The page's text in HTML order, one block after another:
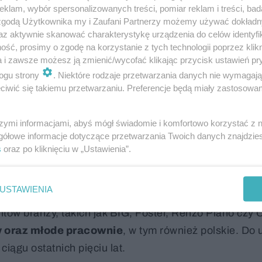
konkursu Fundacji im.
międzynarodową renomę wydarzenia i jego rosnącą
branży, takich jak BIG, Foster, Renzo Piano czy
młode pracownie, w tym również polskie. Do
ostatnich pięciu lat.
wybór spersonalizowanych treści, pomiar reklam i treści,
Użytkownika my i Zaufani Partnerzy możemy używać
aktywnie skanować charakterystykę urządzenia do celów
prosimy o zgodę na korzystanie z tych technologii poprzez
i zawsze możesz ją zmienić/wycofać klikając przycisk ustawień
strony
. Niektóre rodzaje przetwarzania danych nie
się takiemu przetwarzaniu. Preferencje będą miały
informacjami, abyś mógł świadomie i komfortowo korzystać z
informacje dotyczące przetwarzania Twoich danych
oraz po kliknięciu w „Ustawienia”.
USTAWIENIA